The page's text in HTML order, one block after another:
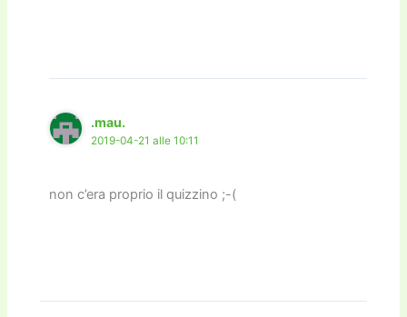
.mau.
2019-04-21 alle 10:11
non c’era proprio il quizzino ;-(